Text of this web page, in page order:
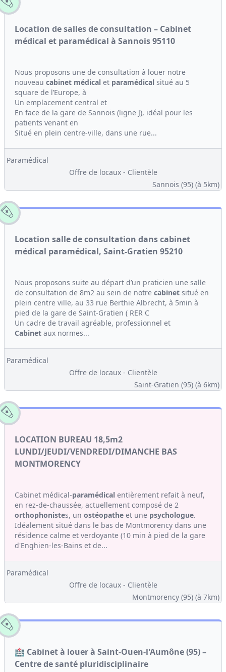
Location de salles de consultation – Cabinet
médical et paramédical à Sannois 95110
Nous proposons une de consultation à louer notre
nouveau cabinet médical et paramédical situé au 5
square de l’Europe, à
Un emplacement central et
En face de la gare de Sannois (ligne J), idéal pour les
patients venant en
Situé en plein centre-ville, dans une rue...
Paramédical
Offre de locaux - Clientèle
Sannois (95) (à 5km)
Location salle de consultation dans cabinet
médical paramédical, Saint-Gratien 95210
Nous proposons suite au départ d’un praticien une salle
de consultation de 8m2 au sein de notre cabinet situé en
plein centre ville, au 33 rue Berthie Albrecht, à 5min à
pied de la gare de Saint-Gratien ( RER C
Un cadre de travail agréable, professionnel et
Cabinet aux normes...
Paramédical
Offre de locaux - Clientèle
Saint-Gratien (95) (à 6km)
LOCATION BUREAU 18,5m2
LUNDI/JEUDI/VENDREDI/DIMANCHE BAS
MONTMORENCY
Cabinet médical-paramédical entièrement refait à neuf,
en rez-de-chaussée, actuellement composé de 2
orthophonistes, un ostéopathe et une psychologue.
Idéalement situé dans le bas de Montmorency dans une
résidence calme et verdoyante (10 min à pied de la gare
d'Enghien-les-Bains et de...
Paramédical
Offre de locaux - Clientèle
Montmorency (95) (à 7km)
🏥 Cabinet à louer à Saint-Ouen-l'Aumône (95) –
Centre de santé pluridisciplinaire